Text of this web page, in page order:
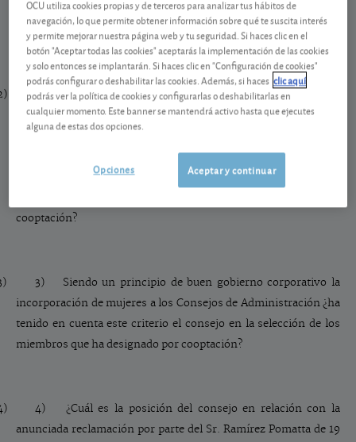
puestos en los consejos de administración de empresas
participadas y filiales de la Mutua Madrileña?
2) Siendo la selección conforme a criterios adecuados de los
miembros del Consejo de Administración que se eligen por
cooptación y se ratifican por la Junta uno de los principios
básicos del buen gobierno corporativo ¿se ha tenido en cuenta
la experiencia en el mundo mutual o cooperativo de los
cooptación?
3) Siendo un principio de buen gobierno corporativo la
incorporación de mujeres a los Consejos de Administración ¿ha
tenido en cuenta este criterio el consejo en la selección de los
miembros que ha designado por cooptación?
4) ¿Cuál es la posición del consejo en relación con la
anunciada reclamación por parte del Sr. Ramírez Pomatta de 19
OCU utiliza cookies propias y de terceros para analizar tus hábitos de
navegación, lo que permite obtener información sobre qué te suscita interés
y permite mejorar nuestra página web y tu seguridad. Si haces clic en el
botón "Aceptar todas las cookies" aceptarás la implementación de las cookies
y solo entonces se implantarán. Si haces clic en "Configuración de cookies"
podrás configurar o deshabilitar las cookies. Además, si haces clic aquí
podrás ver la política de cookies y configurarlas o deshabilitarlas en
cualquier momento. Este banner se mantendrá activo hasta que ejecutes
alguna de estas dos opciones.
Aceptar y continuar
Opciones